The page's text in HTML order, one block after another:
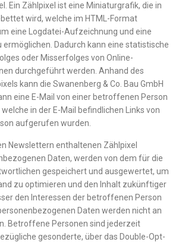
Ein Zählpixel ist eine Miniaturgrafik, die in
wird, welche im HTML-Format
eine Logdatei-Aufzeichnung und eine
ermöglichen. Dadurch kann eine statistische
oder Misserfolges von Online-
durchgeführt werden. Anhand des
kann die Swanenberg & Co. Bau GmbH
eine E-Mail von einer betroffenen Person
in der E-Mail befindlichen Links von
aufgerufen wurden.
Newslettern enthaltenen Zählpixel
Daten, werden von dem für die
gespeichert und ausgewertet, um
zu optimieren und den Inhalt zukünftiger
den Interessen der betroffenen Person
Daten werden nicht an
Betroffene Personen sind jederzeit
gesonderte, über das Double-Opt-